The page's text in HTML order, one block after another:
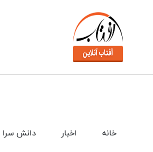
دانش سرا اخبار خانه